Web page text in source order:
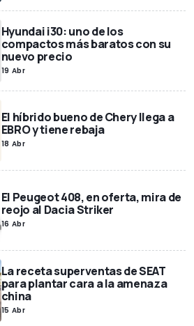
Hyundai i30: uno de los
compactos más baratos con su
nuevo precio
19 Abr
El híbrido bueno de Chery llega a
EBRO y tiene rebaja
18 Abr
El Peugeot 408, en oferta, mira de
reojo al Dacia Striker
16 Abr
La receta superventas de SEAT
para plantar cara a la amenaza
china
15 Abr